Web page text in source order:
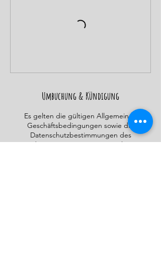
Umbuchung & Kündigung
Es gelten die gültigen Allgemeinen
Geschäftsbedingungen sowie die
Datenschutzbestimmungen des
Hundetrainingszentrum Braunschweig.